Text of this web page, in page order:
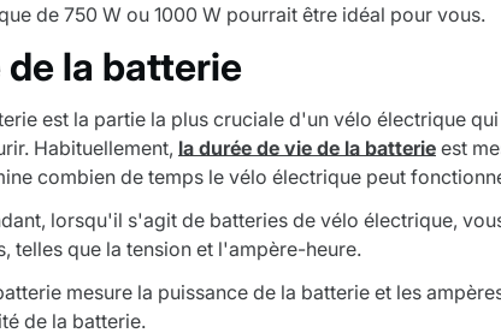
de 750 W ou 1000 W pourrait être idéal pour vous.
de la batterie
est la partie la plus cruciale d'un vélo électrique
Habituellement, la durée de vie de la batterie est
combien de temps le vélo électrique peut
lorsqu'il s'agit de batteries de vélo électrique,
telles que la tension et l'ampère-heure.
mesure la puissance de la batterie et les
de la batterie.